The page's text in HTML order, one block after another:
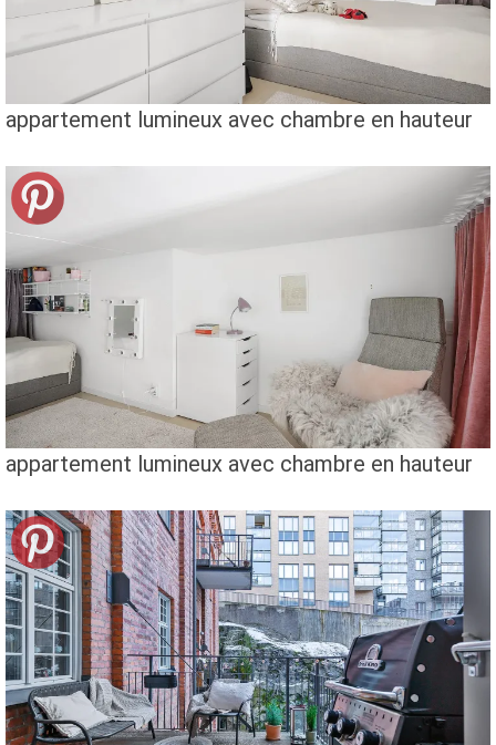
appartement lumineux avec chambre en hauteur
appartement lumineux avec chambre en hauteur